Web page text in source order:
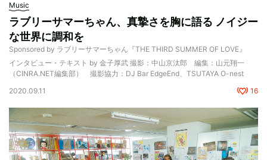
Music
ラブリーサマーちゃん、真摯さを胸に語る ノイジー
な世界に調和を
Sponsored by ラブリーサマーちゃん『THE THIRD SUMMER OF LOVE』
インタビュー・テキスト by 金子厚武 撮影：中山京汰郎 編集：山元翔一
（CINRA.NET編集部） 撮影協力：DJ Bar EdgeEnd、TSUTAYA O-nest
2020.09.11
16